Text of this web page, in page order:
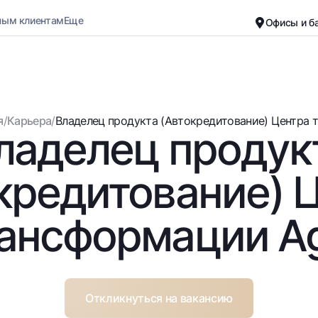
Вклады
Для всех
До востребования
Евро
Возможно все
До востребования USD
Золотой депозит
Карты
Бесплатные
Премиальные
UzCard/HUMO
Visa
клиентамЕще Офисы и
Черно-белая версия
Включить озвучивание
/Карьера/Владелец продукта (Автокредитование) Центра
Откликнуться на вакансию